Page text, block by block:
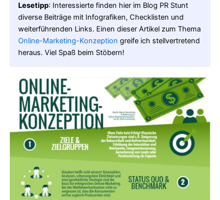
Lesetipp: Interessierte finden hier im Blog PR Stunt
diverse Beiträge mit Infografiken, Checklisten und
weiterführenden Links. Einen dieser Artikel zum Thema
Online-Marketing-Konzeption greife ich stellvertretend
heraus. Viel Spaß beim Stöbern!